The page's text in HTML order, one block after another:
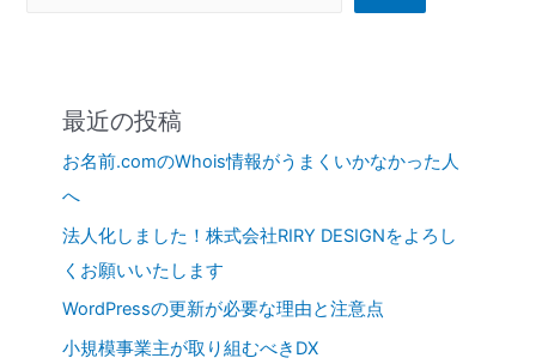
最近の投稿
お名前.comのWhois情報がうまくいかなかった人
へ
法人化しました！株式会社RIRY DESIGNをよろし
くお願いいたします
WordPressの更新が必要な理由と注意点
小規模事業主が取り組むべきDX